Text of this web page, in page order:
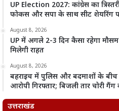
UP Election 2027: कांग्रेस का
फोकस और सपा के साथ सीट शेयरिंग
August 8, 2026
UP में अगले 2-3 दिन कैसा रहेगा
मिलेगी राहत
August 8, 2026
बहराइच में पुलिस और बदमाशों के
आरोपी गिरफ्तार; बिजली तार चोरी
उत्तराखंड